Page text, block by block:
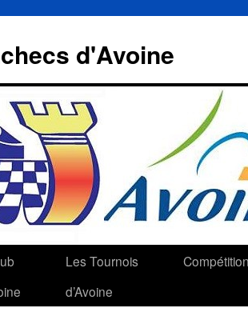
d'Avoine
Les Tournois
d’Avoine